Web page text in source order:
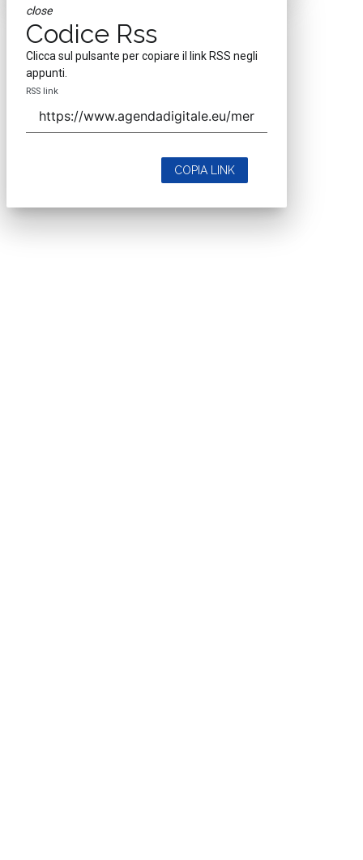
close
Codice Rss
Clicca sul pulsante per copiare il link RSS negli
appunti.
RSS link
COPIA LINK